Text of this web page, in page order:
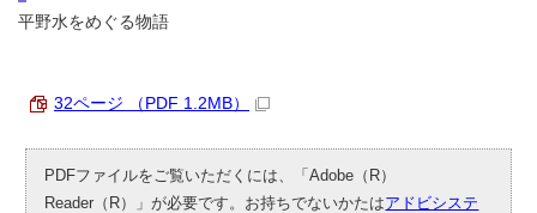
平野水をめぐる物語
32ページ （PDF 1.2MB）
PDFファイルをご覧いただくには、「Adobe（R）
Reader（R）」が必要です。お持ちでないかたはアドビシステ